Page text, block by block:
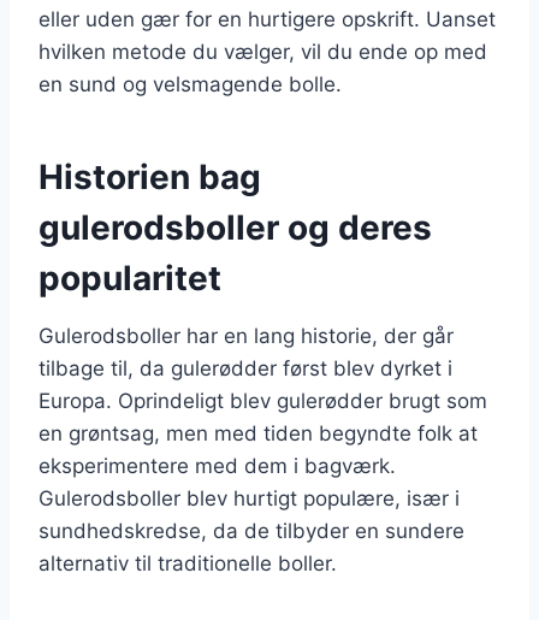
eller uden gær for en hurtigere opskrift. Uanset
hvilken metode du vælger, vil du ende op med
en sund og velsmagende bolle.
Historien bag
gulerodsboller og deres
popularitet
Gulerodsboller har en lang historie, der går
tilbage til, da gulerødder først blev dyrket i
Europa. Oprindeligt blev gulerødder brugt som
en grøntsag, men med tiden begyndte folk at
eksperimentere med dem i bagværk.
Gulerodsboller blev hurtigt populære, især i
sundhedskredse, da de tilbyder en sundere
alternativ til traditionelle boller.